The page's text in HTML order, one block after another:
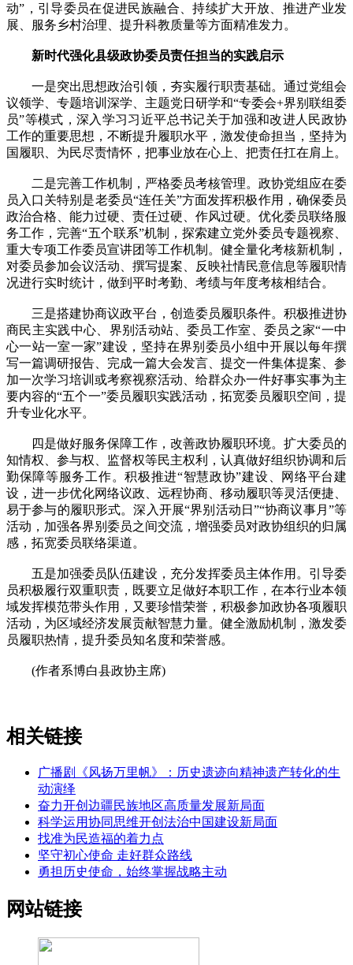
动”，引导委员在促进民族融合、持续扩大开放、推进产业发
展、服务乡村治理、提升科教质量等方面精准发力。
新时代强化县级政协委员责任担当的实践启示
一是突出思想政治引领，夯实履行职责基础。通过党组会
议领学、专题培训深学、主题党日研学和“专委会+界别联组委
员”等模式，深入学习习近平总书记关于加强和改进人民政协
工作的重要思想，不断提升履职水平，激发使命担当，坚持为
国履职、为民尽责情怀，把事业放在心上、把责任扛在肩上。
二是完善工作机制，严格委员考核管理。政协党组应在委
员入口关特别是老委员“连任关”方面发挥积极作用，确保委员
政治合格、能力过硬、责任过硬、作风过硬。优化委员联络服
务工作，完善“五个联系”机制，探索建立党外委员专题视察、
重大专项工作委员宣讲团等工作机制。健全量化考核新机制，
对委员参加会议活动、撰写提案、反映社情民意信息等履职情
况进行实时统计，做到平时考勤、考绩与年度考核相结合。
三是搭建协商议政平台，创造委员履职条件。积极推进协
商民主实践中心、界别活动站、委员工作室、委员之家“一中
心一站一室一家”建设，坚持在界别委员小组中开展以每年撰
写一篇调研报告、完成一篇大会发言、提交一件集体提案、参
加一次学习培训或考察视察活动、给群众办一件好事实事为主
要内容的“五个一”委员履职实践活动，拓宽委员履职空间，提
升专业化水平。
四是做好服务保障工作，改善政协履职环境。扩大委员的
知情权、参与权、监督权等民主权利，认真做好组织协调和后
勤保障等服务工作。积极推进“智慧政协”建设、网络平台建
设，进一步优化网络议政、远程协商、移动履职等灵活便捷、
易于参与的履职形式。深入开展“界别活动日”“协商议事月”等
活动，加强各界别委员之间交流，增强委员对政协组织的归属
感，拓宽委员联络渠道。
五是加强委员队伍建设，充分发挥委员主体作用。引导委
员积极履行双重职责，既要立足做好本职工作，在本行业本领
域发挥模范带头作用，又要珍惜荣誉，积极参加政协各项履职
活动，为区域经济发展贡献智慧力量。健全激励机制，激发委
员履职热情，提升委员知名度和荣誉感。
(作者系博白县政协主席)
相关链接
广播剧《风扬万里帆》：历史遗迹向精神遗产转化的生
动演绎
奋力开创边疆民族地区高质量发展新局面
科学运用协同思维开创法治中国建设新局面
找准为民造福的着力点
坚守初心使命 走好群众路线
勇担历史使命，始终掌握战略主动
网站链接